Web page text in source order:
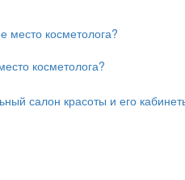
косметолога?
салон красоты и его